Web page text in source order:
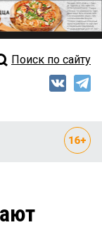
выпуск
Поиск по сайту